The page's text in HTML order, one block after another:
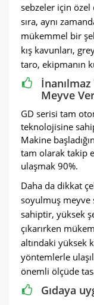
sebzeler için özel
sıra, aynı
mükemmel bir
kış kavunları,
taro, ekipmanın
Meyve
GD serisi tam
teknolojisine
Makine
tam olarak takip
ulaşmak 90%.
Daha da dikkat
soyulmuş meyve
sahiptir, yüksek
çıkarırken
altındaki yüksek
yöntemlerle
önemli ölçüde
Gıdaya